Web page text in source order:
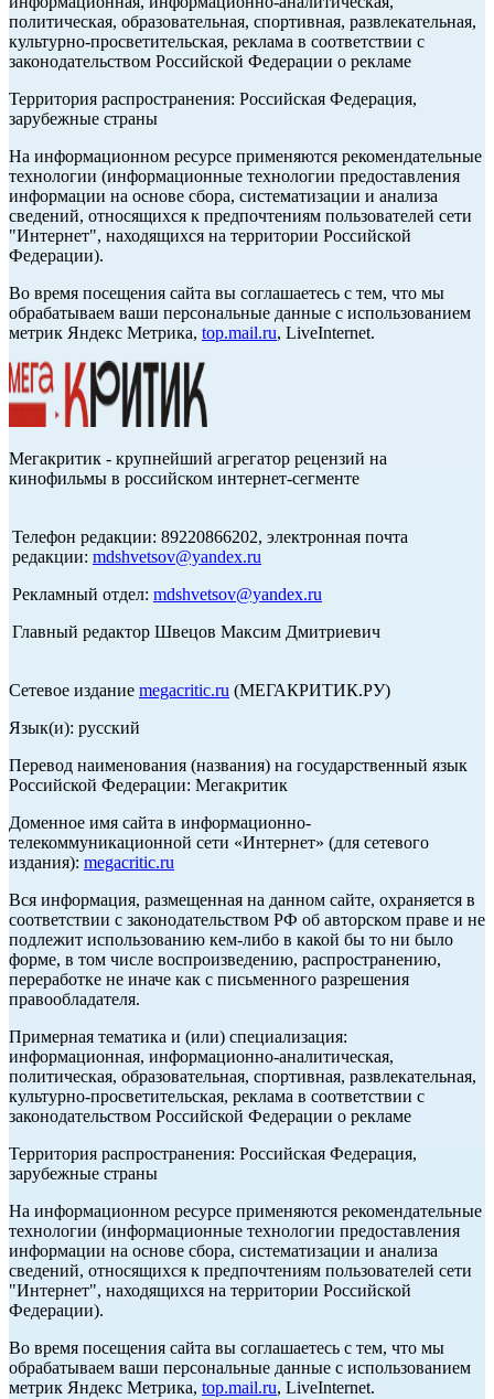
политическая, образовательная, спортивная, развлекательная,
культурно-просветительская, реклама в соответствии с
законодательством Российской Федерации о рекламе
Территория распространения: Российская Федерация,
зарубежные страны
На информационном ресурсе применяются рекомендательные
технологии (информационные технологии предоставления
информации на основе сбора, систематизации и анализа
сведений, относящихся к предпочтениям пользователей сети
"Интернет", находящихся на территории Российской
Федерации).
Во время посещения сайта вы соглашаетесь с тем, что мы
обрабатываем ваши персональные данные с использованием
метрик Яндекс Метрика, top.mail.ru, LiveInternet.
Мегакритик - крупнейший агрегатор рецензий на
кинофильмы в российском интернет-сегменте
Телефон редакции: 89220866202, электронная почта
редакции: mdshvetsov@yandex.ru
Рекламный отдел: mdshvetsov@yandex.ru
Главный редактор Швецов Максим Дмитриевич
Сетевое издание megacritic.ru (МЕГАКРИТИК.РУ)
Язык(и): русский
Перевод наименования (названия) на государственный язык
Российской Федерации: Мегакритик
Доменное имя сайта в информационно-
телекоммуникационной сети «Интернет» (для сетевого
издания): megacritic.ru
Вся информация, размещенная на данном сайте, охраняется в
соответствии с законодательством РФ об авторском праве и не
подлежит использованию кем-либо в какой бы то ни было
форме, в том числе воспроизведению, распространению,
переработке не иначе как с письменного разрешения
правообладателя.
Примерная тематика и (или) специализация:
информационная, информационно-аналитическая,
политическая, образовательная, спортивная, развлекательная,
культурно-просветительская, реклама в соответствии с
законодательством Российской Федерации о рекламе
Территория распространения: Российская Федерация,
зарубежные страны
На информационном ресурсе применяются рекомендательные
технологии (информационные технологии предоставления
информации на основе сбора, систематизации и анализа
сведений, относящихся к предпочтениям пользователей сети
"Интернет", находящихся на территории Российской
Федерации).
Во время посещения сайта вы соглашаетесь с тем, что мы
обрабатываем ваши персональные данные с использованием
метрик Яндекс Метрика, top.mail.ru, LiveInternet.